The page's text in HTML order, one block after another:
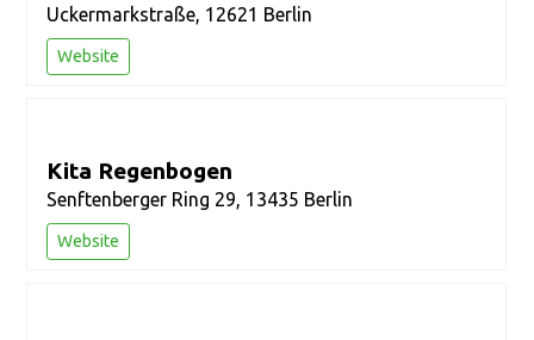
Uckermarkstraße, 12621 Berlin
Website
Kita Regenbogen
Senftenberger Ring 29, 13435 Berlin
Website